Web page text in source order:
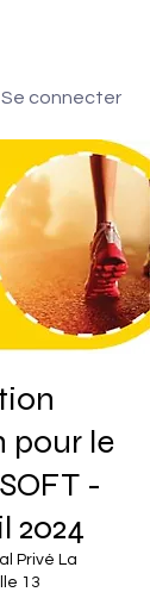
Se connecter
pour le
-
2024
Privé La
13